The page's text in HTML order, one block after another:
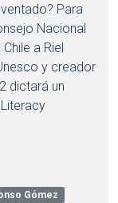
Para
Nacional
a Riel
y creador
dictará un
Gómez